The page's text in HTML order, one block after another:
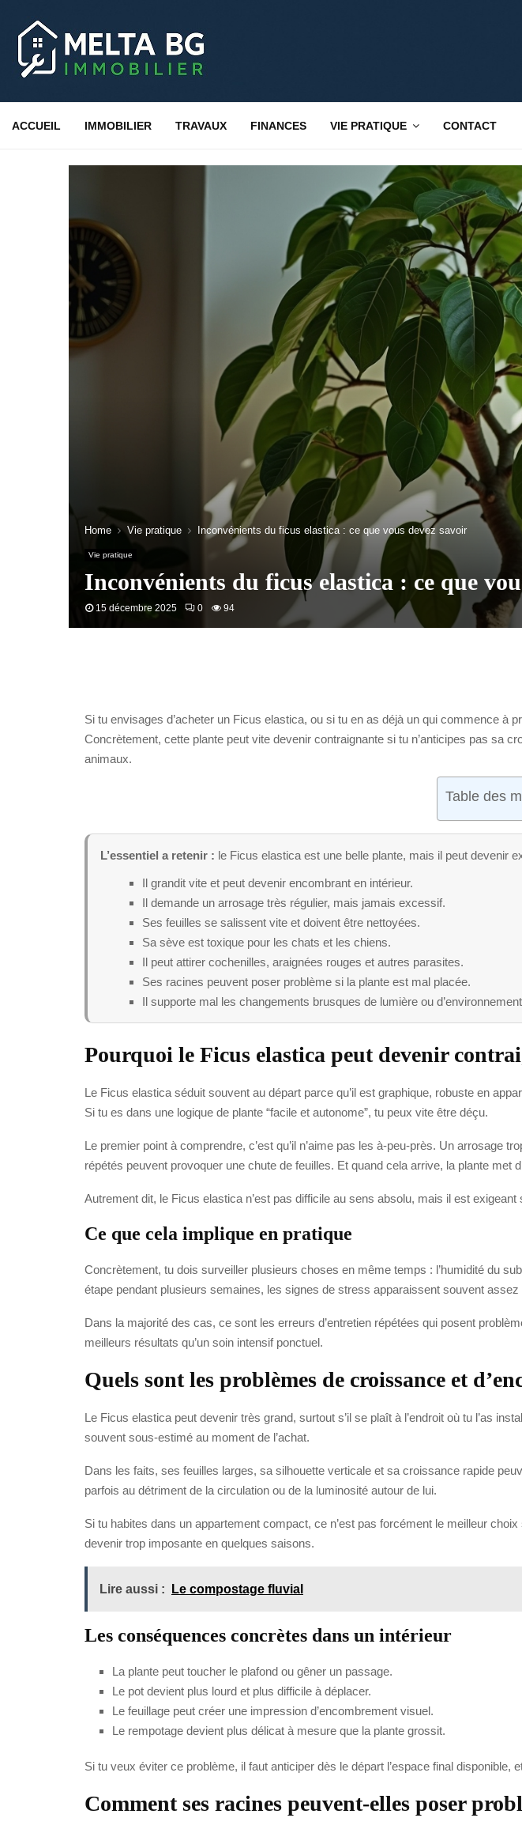
ACCUEIL IMMOBILIER TRAVAUX FINANCES VIE PRATIQUE CONTACT
Home Vie pratique Inconvénients du ficus elastica : ce que vous devez savoir
Vie pratique
Inconvénients du ficus elastica : ce que
15 décembre 2025 0 94
Si tu envisages d’acheter un Ficus elastica, ou si tu en as déjà un qui commence
Concrètement, cette plante peut vite devenir contraignante si tu n’anticipes pas sa
animaux.
Table des
L’essentiel a retenir : le Ficus elastica est une belle plante, mais il peut devenir
Il grandit vite et peut devenir encombrant en intérieur.
Il demande un arrosage très régulier, mais jamais excessif.
Ses feuilles se salissent vite et doivent être nettoyées.
Sa sève est toxique pour les chats et les chiens.
Il peut attirer cochenilles, araignées rouges et autres parasites.
Ses racines peuvent poser problème si la plante est mal placée.
Il supporte mal les changements brusques de lumière ou
Pourquoi le Ficus elastica peut devenir
Le Ficus elastica séduit souvent au départ parce qu’il est graphique, robuste en
Si tu es dans une logique de plante “facile et autonome”, tu peux vite être déçu.
Le premier point à comprendre, c’est qu’il n’aime pas les à-peu-près. Un
répétés peuvent provoquer une chute de feuilles. Et quand cela arrive, la plante met
Autrement dit, le Ficus elastica n’est pas difficile au sens absolu, mais il est
Ce que cela implique en pratique
Concrètement, tu dois surveiller plusieurs choses en même temps : l’humidité du
étape pendant plusieurs semaines, les signes de stress apparaissent souvent assez
Dans la majorité des cas, ce sont les erreurs d’entretien répétées qui posent
meilleurs résultats qu’un soin intensif ponctuel.
Quels sont les problèmes de croissance et
Le Ficus elastica peut devenir très grand, surtout s’il se plaît à l’endroit où tu l’as
souvent sous-estimé au moment de l’achat.
Dans les faits, ses feuilles larges, sa silhouette verticale et sa croissance rapide
parfois au détriment de la circulation ou de la luminosité autour de lui.
Si tu habites dans un appartement compact, ce n’est pas forcément le meilleur
devenir trop imposante en quelques saisons.
Lire aussi : Le compostage fluvial
Les conséquences concrètes dans un intérieur
La plante peut toucher le plafond ou gêner un passage.
Le pot devient plus lourd et plus difficile à déplacer.
Le feuillage peut créer une impression d’encombrement visuel.
Le rempotage devient plus délicat à mesure que la plante grossit.
Si tu veux éviter ce problème, il faut anticiper dès le départ l’espace final disponible,
Comment ses racines peuvent-elles poser